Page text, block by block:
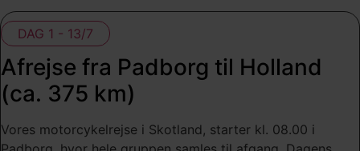
DAG 1 - 13/7
Afrejse fra Padborg til Holland
(ca. 375 km)
Vores motorcykelrejse i Skotland, starter kl. 08.00 i